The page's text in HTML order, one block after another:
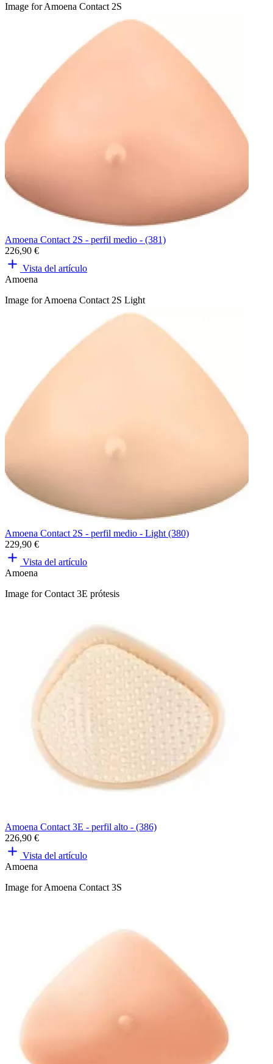
Image for Amoena Contact 2S
Amoena Contact 2S - perfil medio - (381)
226,90 €
Vista del artículo
Amoena
Image for Amoena Contact 2S Light
Amoena Contact 2S - perfil medio - Light (380)
229,90 €
Vista del artículo
Amoena
Image for Contact 3E prótesis
Amoena Contact 3E - perfil alto - (386)
226,90 €
Vista del artículo
Amoena
Image for Amoena Contact 3S